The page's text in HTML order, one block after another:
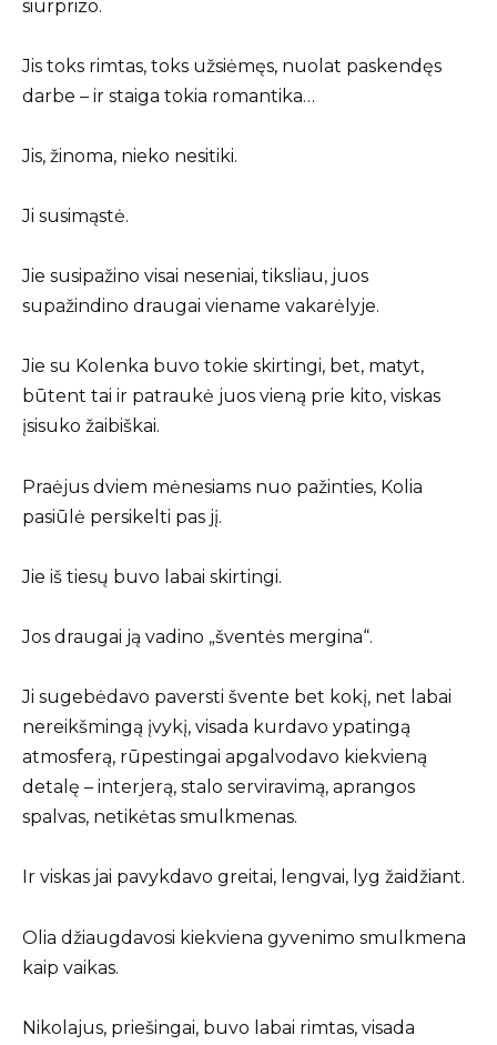
siurprizo.
Jis toks rimtas, toks užsiėmęs, nuolat paskendęs
darbe – ir staiga tokia romantika…
Jis, žinoma, nieko nesitiki.
Ji susimąstė.
Jie susipažino visai neseniai, tiksliau, juos
supažindino draugai viename vakarėlyje.
Jie su Kolenka buvo tokie skirtingi, bet, matyt,
būtent tai ir patraukė juos vieną prie kito, viskas
įsisuko žaibiškai.
Praėjus dviem mėnesiams nuo pažinties, Kolia
pasiūlė persikelti pas jį.
Jie iš tiesų buvo labai skirtingi.
Jos draugai ją vadino „šventės mergina“.
Ji sugebėdavo paversti švente bet kokį, net labai
nereikšmingą įvykį, visada kurdavo ypatingą
atmosferą, rūpestingai apgalvodavo kiekvieną
detalę – interjerą, stalo serviravimą, aprangos
spalvas, netikėtas smulkmenas.
Ir viskas jai pavykdavo greitai, lengvai, lyg žaidžiant.
Olia džiaugdavosi kiekviena gyvenimo smulkmena
kaip vaikas.
Nikolajus, priešingai, buvo labai rimtas, visada